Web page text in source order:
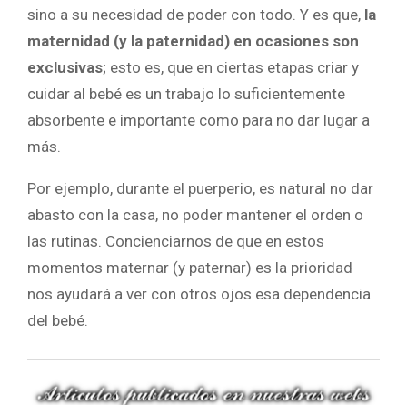
sino a su necesidad de poder con todo. Y es que, la
maternidad (y la paternidad) en ocasiones son
exclusivas; esto es, que en ciertas etapas criar y
cuidar al bebé es un trabajo lo suficientemente
absorbente e importante como para no dar lugar a
más.
Por ejemplo, durante el puerperio, es natural no dar
abasto con la casa, no poder mantener el orden o
las rutinas. Concienciarnos de que en estos
momentos maternar (y paternar) es la prioridad
nos ayudará a ver con otros ojos esa dependencia
del bebé.